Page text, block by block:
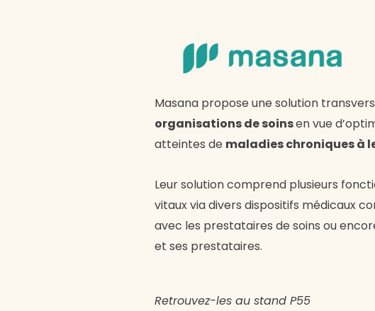
Masana propose une solution
organisations de soinsen vue
atteintes de maladies chroniques à
Leur solution comprend plusieurs
vitaux via divers dispositifs médicaux
avec les prestataires de soins ou
et ses prestataires.
Retrouvez-les au stand P55